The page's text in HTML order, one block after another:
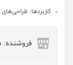
کاربردها:
فروشنده: